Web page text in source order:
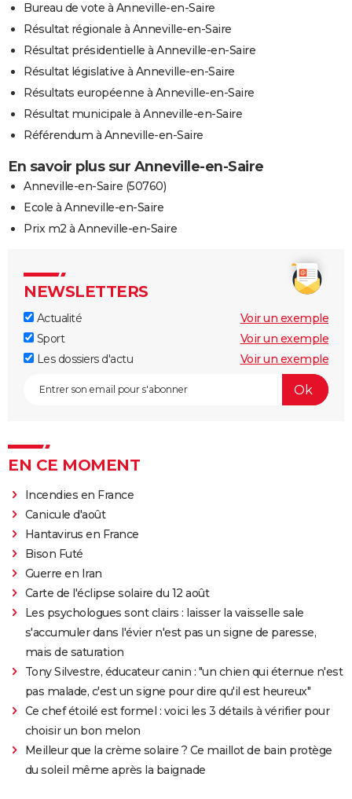
Bureau de vote à Anneville-en-Saire
Résultat régionale à Anneville-en-Saire
Résultat présidentielle à Anneville-en-Saire
Résultat législative à Anneville-en-Saire
Résultats européenne à Anneville-en-Saire
Résultat municipale à Anneville-en-Saire
Référendum à Anneville-en-Saire
En savoir plus sur Anneville-en-Saire
Anneville-en-Saire (50760)
Ecole à Anneville-en-Saire
Prix m2 à Anneville-en-Saire
NEWSLETTERS
Actualité
Voir un exemple
Sport
Voir un exemple
Les dossiers d'actu
Voir un exemple
EN CE MOMENT
Incendies en France
Canicule d'août
Hantavirus en France
Bison Futé
Guerre en Iran
Carte de l'éclipse solaire du 12 août
Les psychologues sont clairs : laisser la vaisselle sale
s'accumuler dans l'évier n'est pas un signe de paresse,
mais de saturation
Tony Silvestre, éducateur canin : "un chien qui éternue n'est
pas malade, c'est un signe pour dire qu'il est heureux"
Ce chef étoilé est formel : voici les 3 détails à vérifier pour
choisir un bon melon
Meilleur que la crème solaire ? Ce maillot de bain protège
du soleil même après la baignade